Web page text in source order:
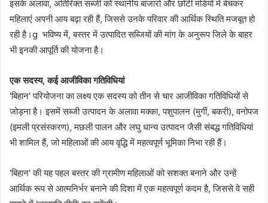
इसके अलावा, अतिरिक्त सब्जी को स्थानीय बाजारों और छोटी मंडियों में बेचकर
महिलाएं अपनी आय बढ़ा रही हैं, जिससे उनके परिवार की आर्थिक स्थिति मजबूत हो
रही है।g भविष्य में, बस्तर में उत्पादित सब्जियों की मांग के अनुरूप जिले के बाहर
भी इनकी आपूर्ति की योजना है।
एक सदस्य, कई आजीविका गतिविधियां
'बिहान' परियोजना का लक्ष्य एक सदस्य को तीन से चार आजीविका गतिविधियों से
जोड़ना है। इसमें सब्जी उत्पादन के अलावा मक्का, पशुपालन (मुर्गी, बकरी), वनोपज
(इमली प्रसंस्करण), मछली पालन और लघु धान्य उत्पादन जैसी संबद्ध गतिविधियां
भी शामिल हैं, जो महिलाओं की आय वृद्धि में महत्वपूर्ण भूमिका निभा रही हैं।
'बिहान' की यह पहल बस्तर की ग्रामीण महिलाओं को सशक्त बनाने और उन्हें
आर्थिक रूप से आत्मनिर्भर बनाने की दिशा में एक महत्वपूर्ण कदम है, जिससे वे सही